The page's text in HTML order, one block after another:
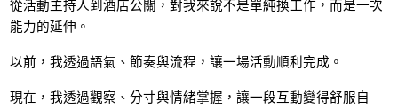
從活動主持人到酒店公關，對我來說不是單純換工作，而是一次
能力的延伸。
以前，我透過語氣、節奏與流程，讓一場活動順利完成。
現在，我透過觀察、分寸與情緒掌握，讓一段互動變得舒服自